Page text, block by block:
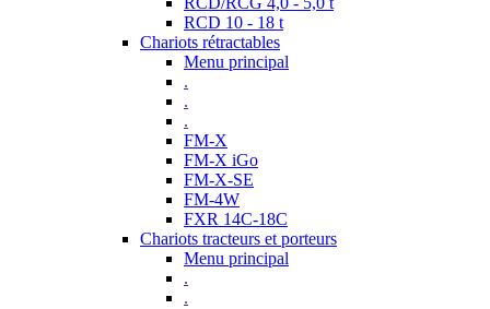
RCD 10 - 18 t
Chariots rétractables
Menu principal
.
.
.
FM-X
FM-X iGo
FM-X-SE
FM-4W
FXR 14C-18C
Chariots tracteurs et porteurs
Menu principal
.
.